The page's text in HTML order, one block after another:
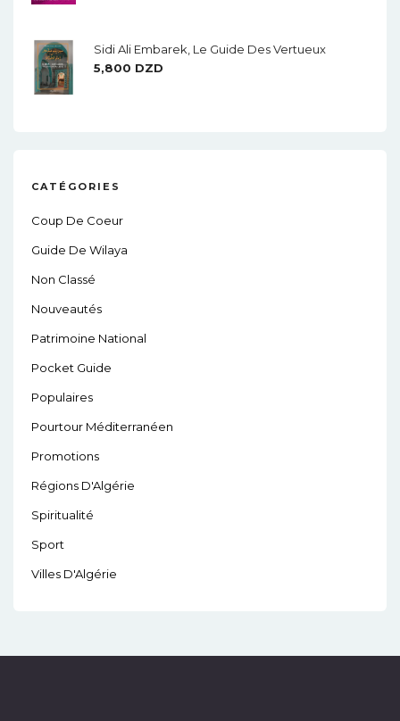
Sidi Ali Embarek, Le Guide Des Vertueux
5,800 DZD
CATÉGORIES
Coup De Coeur
Guide De Wilaya
Non Classé
Nouveautés
Patrimoine National
Pocket Guide
Populaires
Pourtour Méditerranéen
Promotions
Régions D'Algérie
Spiritualité
Sport
Villes D'Algérie